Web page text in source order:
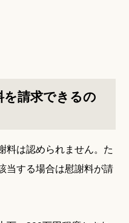
を請求できるの
料は認められません。た
当する場合は慰謝料が請